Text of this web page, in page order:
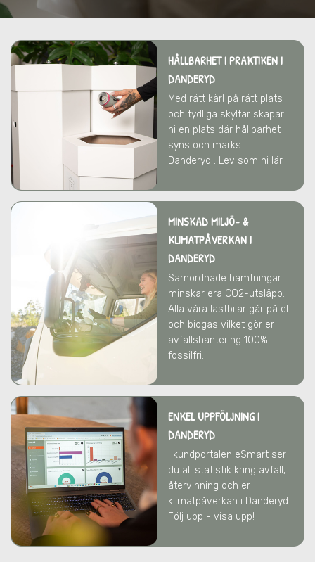
HÅLLBARHET I PRAKTIKEN I
DANDERYD
Med rätt kärl på rätt plats
och tydliga skyltar skapar
ni en plats där hållbarhet
syns och märks i
Danderyd . Lev som ni lär.
MINSKAD MILJÖ- &
KLIMATPÅVERKANI
DANDERYD
Samordnade hämtningar
minskar era CO2-utsläpp.
Alla våra lastbilar går på el
och biogas vilket gör er
avfallshantering 100%
fossilfri.
ENKEL UPPFÖLJNING I
DANDERYD
I kundportalen eSmart ser
du all statistik kring avfall,
återvinning och er
klimatpåverkan i Danderyd .
Följ upp - visa upp!